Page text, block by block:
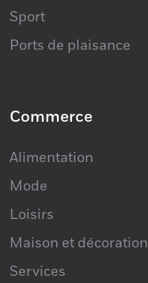
Sport
Ports de plaisance
Commerce
Alimentation
Mode
Loisirs
Maison et décoration
Services